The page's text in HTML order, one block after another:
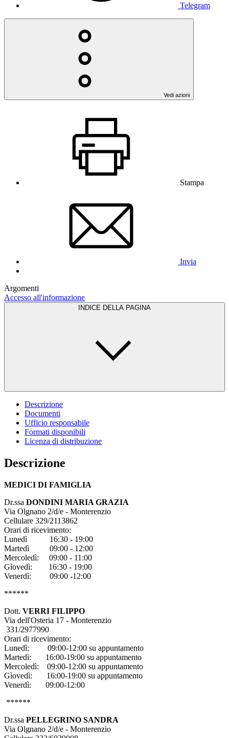
Telegram
Vedi azioni
Stampa
Invia
Argomenti
Accesso all'informazione
INDICE DELLA PAGINA
Descrizione
Documenti
Ufficio responsabile
Formati disponibili
Licenza di distribuzione
Descrizione
MEDICI DI FAMIGLIA
Dr.ssa DONDINI MARIA GRAZIA
Via Olgnano 2/d/e - Monterenzio
Cellulare 329/2113862
Orari di ricevimento:
Lunedì 16:30 - 19:00
Martedì 09:00 - 12:00
Mercoledì: 09:00 - 11:00
Gìovedì: 16:30 - 19:00
Venerdì: 09:00 -12:00
******
Dott. VERRI FILIPPO
Via dell'Osteria 17 - Monterenzio
331/2977990
Orari di ricevimento:
Lunedì: 09:00-12:00 su appuntamento
Martedì: 16:00-19:00 su appuntamento
Mercoledì: 09:00-12:00 su appuntamento
Gìovedì: 16:00-19:00 su appuntamento
Venerdì: 09:00-12:00
******
Dr.ssa PELLEGRINO SANDRA
Via Olgnano 2/d/e - Monterenzio